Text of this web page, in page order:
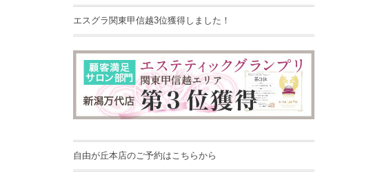
エスグラ関東甲信越3位獲得しました！
自由が丘本店のご予約はこちらから